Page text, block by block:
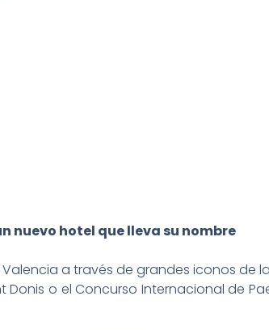
nuevo hotel que lleva su nombre
a través de grandes iconos de
Donis o el Concurso Internacional de